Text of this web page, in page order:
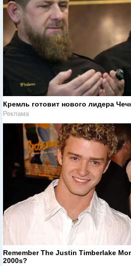
Кремль готовит нового лидера
Реклама
Remember The Justin Timberlake
2000s?